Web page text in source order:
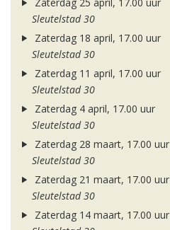
Zaterdag 25 april, 17.00 uur
Sleutelstad 30
Zaterdag 18 april, 17.00 uur
Sleutelstad 30
Zaterdag 11 april, 17.00 uur
Sleutelstad 30
Zaterdag 4 april, 17.00 uur
Sleutelstad 30
Zaterdag 28 maart, 17.00 uur
Sleutelstad 30
Zaterdag 21 maart, 17.00 uur
Sleutelstad 30
Zaterdag 14 maart, 17.00 uur